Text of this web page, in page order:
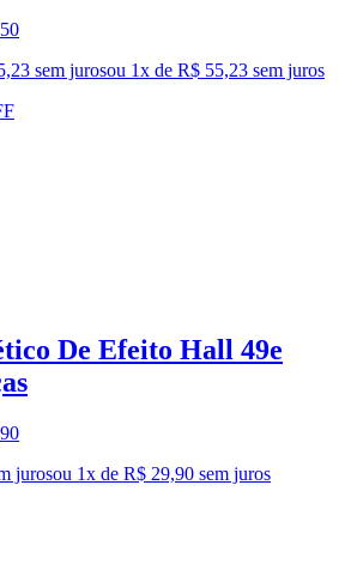
50
sem jurosou 1x de R$ 55,23 sem juros
De Efeito Hall 49e
90
jurosou 1x de R$ 29,90 sem juros